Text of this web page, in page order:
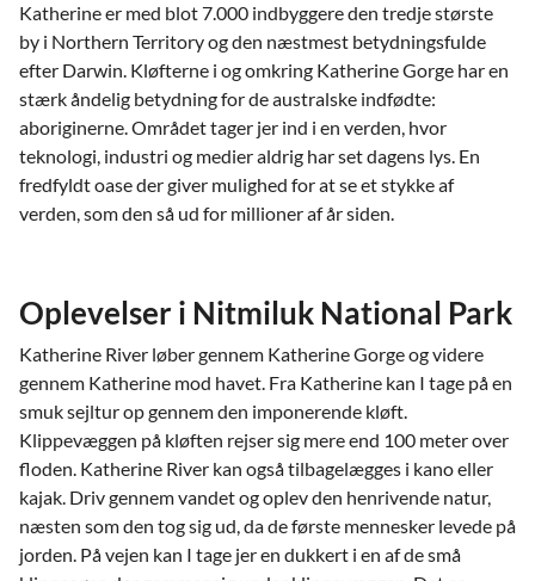
Katherine er med blot 7.000 indbyggere den tredje største
by i Northern Territory og den næstmest betydningsfulde
efter Darwin. Kløfterne i og omkring Katherine Gorge har en
stærk åndelig betydning for de australske indfødte:
aboriginerne. Området tager jer ind i en verden, hvor
teknologi, industri og medier aldrig har set dagens lys. En
fredfyldt oase der giver mulighed for at se et stykke af
verden, som den så ud for millioner af år siden.
Oplevelser i Nitmiluk National Park
Katherine River løber gennem Katherine Gorge og videre
gennem Katherine mod havet. Fra Katherine kan I tage på en
smuk sejltur op gennem den imponerende kløft.
Klippevæggen på kløften rejser sig mere end 100 meter over
floden. Katherine River kan også tilbagelægges i kano eller
kajak. Driv gennem vandet og oplev den henrivende natur,
næsten som den tog sig ud, da de første mennesker levede på
jorden. På vejen kan I tage jer en dukkert i en af de små